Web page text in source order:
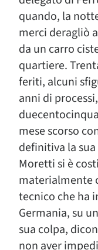
quando, la
merci deragliò
da un carro
quartiere.
feriti, alcuni
anni di
mese scorso
definitiva la
Moretti si è
materialmente
tecnico che ha
Germania, su
sua colpa,
non aver